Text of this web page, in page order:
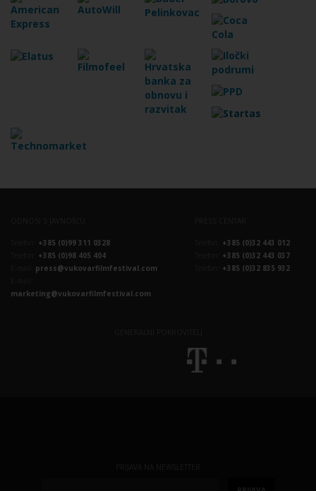
+385 (0)99 311 0328
+385 (0)98 405 404
press@vukovarfilmfestival.com
marketing@vukovarfilmfestival.com
+385 (0)32 443 012
+385 (0)32 443 037
+385 (0)32 835 932